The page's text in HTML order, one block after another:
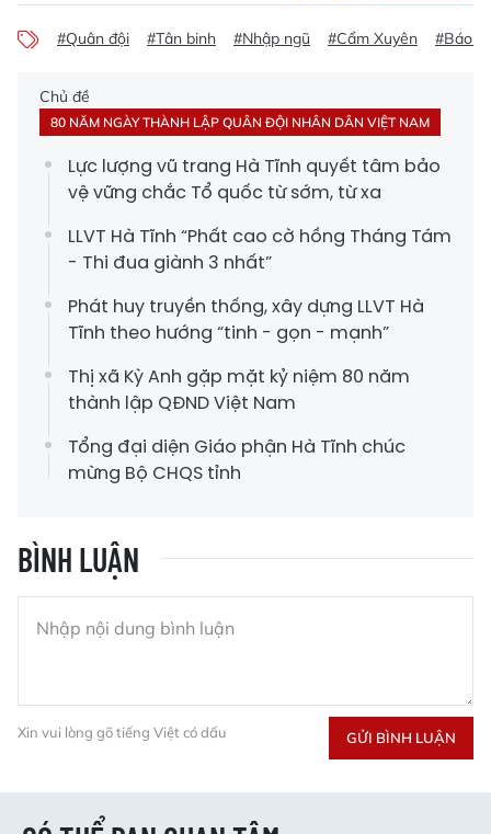
#Quân đội #Tân binh #Nhập ngũ #Cẩm Xuyên #Báo
Chủ đề
80 NĂM NGÀY THÀNH LẬP QUÂN ĐỘI NHÂN DÂN VIỆT NAM
Lực lượng vũ trang Hà Tĩnh quyết tâm bảo
vệ vững chắc Tổ quốc từ sớm, từ xa
LLVT Hà Tĩnh “Phất cao cờ hồng Tháng Tám
- Thi đua giành 3 nhất”
Phát huy truyền thống, xây dựng LLVT Hà
Tĩnh theo hướng “tinh - gọn - mạnh”
Thị xã Kỳ Anh gặp mặt kỷ niệm 80 năm
thành lập QĐND Việt Nam
Tổng đại diện Giáo phận Hà Tĩnh chúc
mừng Bộ CHQS tỉnh
BÌNH LUẬN
Xin vui lòng gõ tiếng Việt có dấu GỬI BÌNH LUẬN